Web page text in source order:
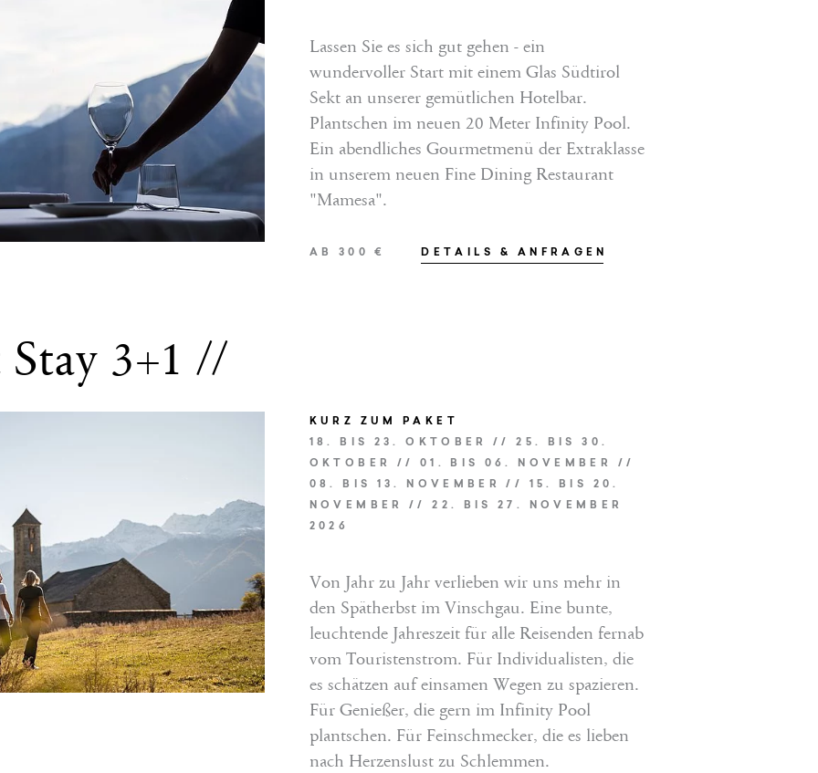
Angebot ausgeschlossen)
EINFACH ANFRAGEN
Lassen Sie es sich gut gehen - ein
wundervoller Start mit einem Glas Südtirol
Sekt an unserer gemütlichen Hotelbar.
Plantschen im neuen 20 Meter Infinity Pool.
Ein abendliches Gourmetmenü der Extraklasse
in unserem neuen Fine Dining Restaurant
"Mamesa".
AB 300 € DETAILS & ANFRAGEN
Zimmerpreis
bis Samstag)
Genießer Frühstück
EINFACH ANFRAGEN
JETZT BUCHEN
3+1 //
KURZ ZUM PAKET
18. BIS 23. OKTOBER // 25. BIS 30.
OKTOBER // 01. BIS 06. NOVEMBER //
08. BIS 13. NOVEMBER // 15. BIS 20.
NOVEMBER // 22. BIS 27. NOVEMBER
2026
Von Jahr zu Jahr verlieben wir uns mehr in
den Spätherbst im Vinschgau. Eine bunte,
leuchtende Jahreszeit für alle Reisenden fernab
vom Touristenstrom. Für Individualisten, die
es schätzen auf einsamen Wegen zu spazieren.
Für Genießer, die gern im Infinity Pool
plantschen. Für Feinschmecker, die es lieben
nach Herzenslust zu Schlemmen.